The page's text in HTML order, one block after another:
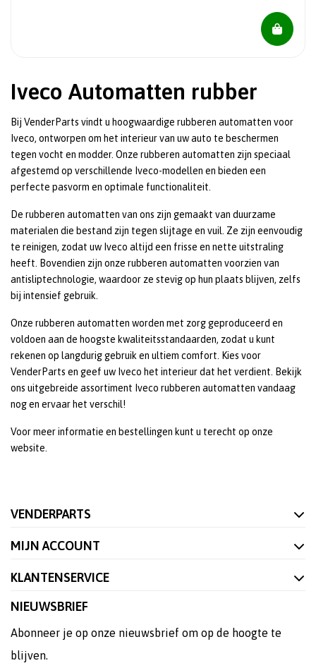
Iveco Automatten rubber
Bij VenderParts vindt u hoogwaardige rubberen automatten voor
Iveco, ontworpen om het interieur van uw auto te beschermen
tegen vocht en modder. Onze rubberen automatten zijn speciaal
afgestemd op verschillende Iveco-modellen en bieden een
perfecte pasvorm en optimale functionaliteit.
De rubberen automatten van ons zijn gemaakt van duurzame
materialen die bestand zijn tegen slijtage en vuil. Ze zijn eenvoudig
te reinigen, zodat uw Iveco altijd een frisse en nette uitstraling
heeft. Bovendien zijn onze rubberen automatten voorzien van
antisliptechnologie, waardoor ze stevig op hun plaats blijven, zelfs
bij intensief gebruik.
Onze rubberen automatten worden met zorg geproduceerd en
voldoen aan de hoogste kwaliteitsstandaarden, zodat u kunt
rekenen op langdurig gebruik en ultiem comfort. Kies voor
VenderParts en geef uw Iveco het interieur dat het verdient. Bekijk
ons uitgebreide assortiment Iveco rubberen automatten vandaag
nog en ervaar het verschil!
Voor meer informatie en bestellingen kunt u terecht op onze
website.
VENDERPARTS
MIJN ACCOUNT
KLANTENSERVICE
NIEUWSBRIEF
Abonneer je op onze nieuwsbrief om op de hoogte te
blijven.